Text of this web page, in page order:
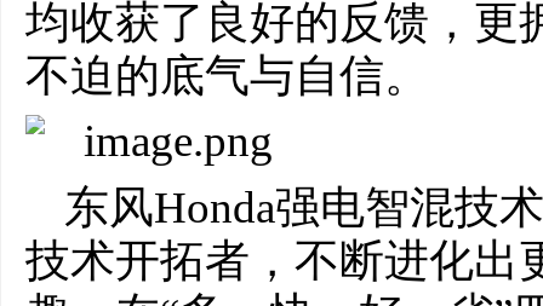
均收获了良好的反馈，更
不迫的底气与自信。
东风Honda强电智混技
技术开拓者，不断进化出